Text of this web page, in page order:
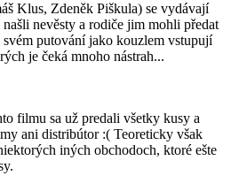
Klus, Zdeněk Piškula) se vydávají
nevěsty a rodiče jim mohli předat
putování jako kouzlem vstupují
je čeká mnoho nástrah...
filmu sa už predali všetky kusy a
ani distribútor :( Teoreticky však
iných obchodoch, ktoré ešte